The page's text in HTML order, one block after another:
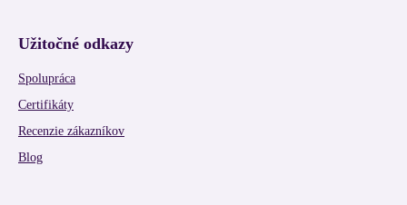
Užitočné odkazy
Spolupráca
Certifikáty
Recenzie zákazníkov
Blog